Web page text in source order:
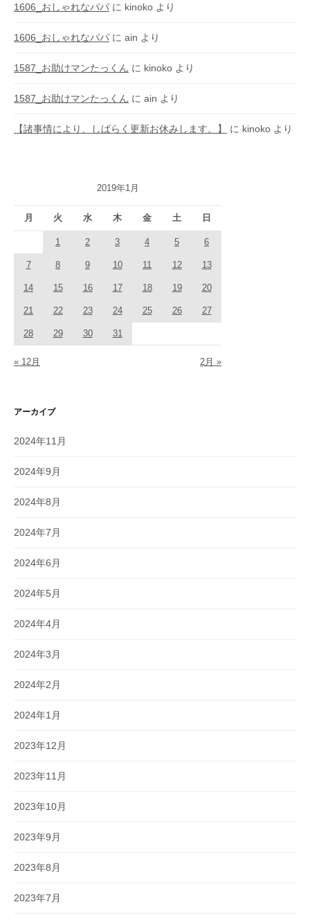
1606_おしゃれなパパ に kinoko より
1606_おしゃれなパパ に ain より
1587_お助けマンたっくん に kinoko より
1587_お助けマンたっくん に ain より
【諸事情により、しばらく更新お休みします。】 に kinoko より
2019年1月
月 火 水 木 金 土 日
« 12月 2月 »
1 2 3 4 5 6
7 8 9 10 11 12 13
14 15 16 17 18 19 20
21 22 23 24 25 26 27
28 29 30 31
アーカイブ
2024年11月
2024年9月
2024年8月
2024年7月
2024年6月
2024年5月
2024年4月
2024年3月
2024年2月
2024年1月
2023年12月
2023年11月
2023年10月
2023年9月
2023年8月
2023年7月